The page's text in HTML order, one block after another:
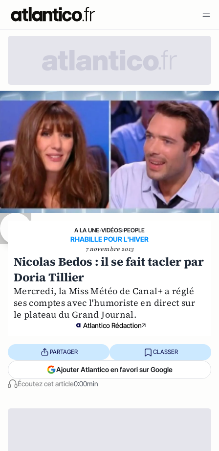
A LA UNE›VIDÉOS›PEOPLE
RHABILLE POUR L'HIVER
7 novembre 2013
Nicolas Bedos : il se fait tacler par
Doria Tillier
Mercredi, la Miss Météo de Canal+ a réglé
ses comptes avec l'humoriste en direct sur
le plateau du Grand Journal.
Atlantico Rédaction
Écoutez cet article0:00min
PARTAGER CLASSER
Ajouter Atlantico en favori sur Google